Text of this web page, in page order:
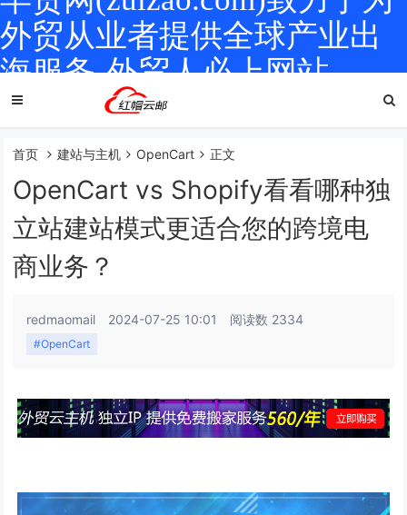
外贸从业者提供全球产业出
海服务-外贸人必上网站
首页 建站与主机 OpenCart 正文
OpenCart vs Shopify看看哪种独
立站建站模式更适合您的跨境电
商业务？
redmaomail 2024-07-25 10:01 阅读数 2334
#OpenCart